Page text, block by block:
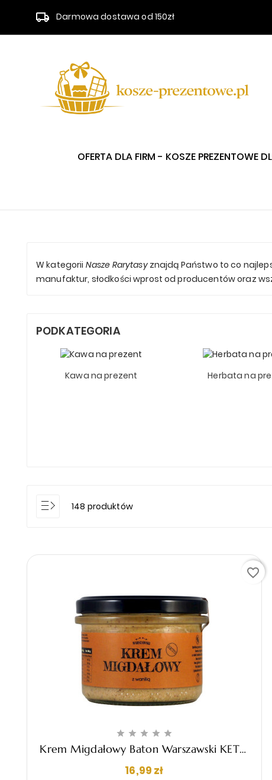
Darmowa dostawa od 150zł
OFERTA DLA FIRM - KOSZE PREZENTOWE
W kategorii Nasze Rarytasyznajdą Państwo to co
manufaktur, słodkości wprost od producentów oraz
PODKATEGORIA
Kawa na prezent Herbata na
148 produktów
    
Krem Migdałowy Baton Warszawski KETO
16,99 złCena
favorite_border